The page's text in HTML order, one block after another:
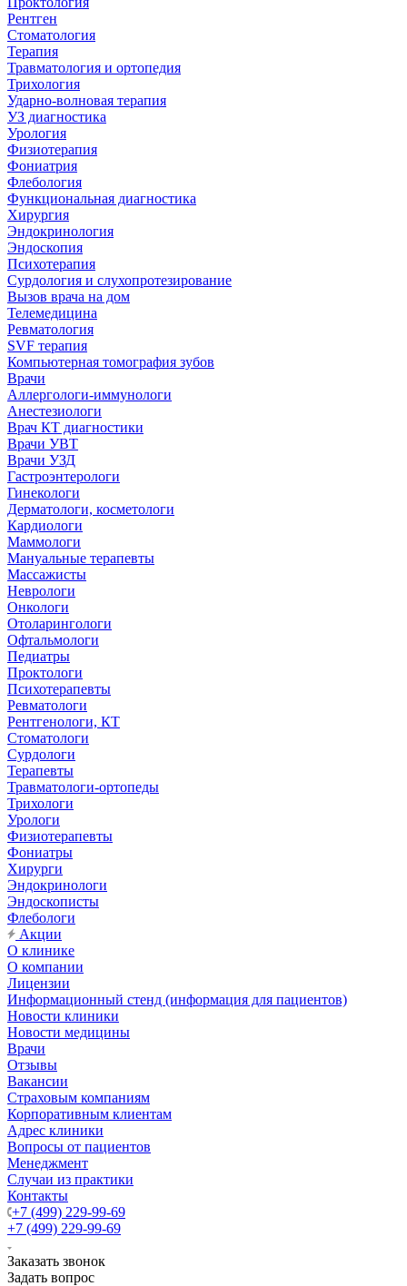
Рентген
Стоматология
Терапия
Травматология и ортопедия
Трихология
Ударно-волновая терапия
УЗ диагностика
Урология
Физиотерапия
Фониатрия
Флебология
Функциональная диагностика
Хирургия
Эндокринология
Эндоскопия
Психотерапия
Сурдология и слухопротезирование
Вызов врача на дом
Телемедицина
Ревматология
SVF терапия
Компьютерная томография зубов
Врачи
Аллергологи-иммунологи
Анестезиологи
Врач КТ диагностики
Врачи УВТ
Врачи УЗД
Гастроэнтерологи
Гинекологи
Дерматологи, косметологи
Кардиологи
Маммологи
Мануальные терапевты
Массажисты
Неврологи
Онкологи
Отоларингологи
Офтальмологи
Педиатры
Проктологи
Психотерапевты
Ревматологи
Рентгенологи, КТ
Стоматологи
Сурдологи
Терапевты
Травматологи-ортопеды
Трихологи
Урологи
Физиотерапевты
Фониатры
Хирурги
Эндокринологи
Эндоскописты
Флебологи
Акции
О клинике
О компании
Лицензии
Информационный стенд (информация для пациентов)
Новости клиники
Новости медицины
Врачи
Отзывы
Вакансии
Страховым компаниям
Корпоративным клиентам
Адрес клиники
Вопросы от пациентов
Менеджмент
Случаи из практики
Контакты
+7 (499) 229-99-69
+7 (499) 229-99-69
Заказать звонок
Задать вопрос